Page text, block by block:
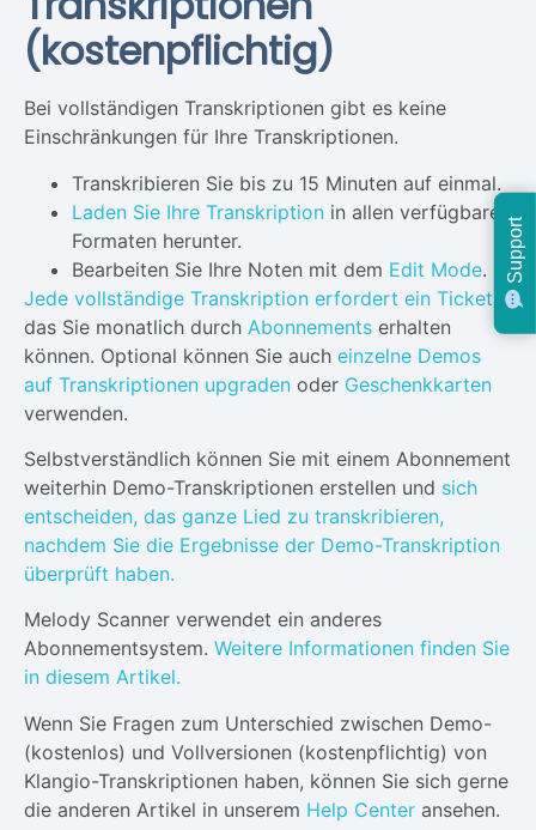
(kostenpflichtig)
Bei vollständigen Transkriptionen gibt es keine
Einschränkungen für Ihre Transkriptionen.
Transkribieren Sie bis zu 15 Minuten auf einmal.
Laden Sie Ihre Transkription in allen verfügbaren
Formaten herunter.
Bearbeiten Sie Ihre Noten mit dem Edit Mode.
Jede vollständige Transkription erfordert ein Ticket
das Sie monatlich durch Abonnements erhalten
können. Optional können Sie auch einzelne Demos
auf Transkriptionen upgraden oder Geschenkkarten
verwenden.
Selbstverständlich können Sie mit einem Abonnement
weiterhin Demo-Transkriptionen erstellen und sich
entscheiden, das ganze Lied zu transkribieren,
nachdem Sie die Ergebnisse der Demo-Transkription
überprüft haben.
Melody Scanner verwendet ein anderes
Abonnementsystem. Weitere Informationen finden Sie
in diesem Artikel.
Wenn Sie Fragen zum Unterschied zwischen Demo-
(kostenlos) und Vollversionen (kostenpflichtig) von
Klangio-Transkriptionen haben, können Sie sich gerne
die anderen Artikel in unserem Help Center ansehen.
Support